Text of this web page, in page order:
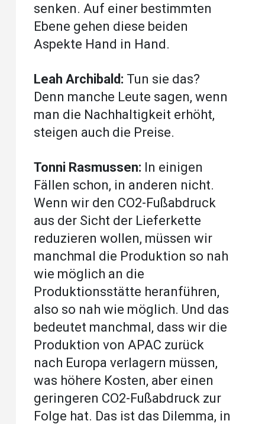
senken. Auf einer bestimmten
Ebene gehen diese beiden
Aspekte Hand in Hand.
Leah Archibald: Tun sie das?
Denn manche Leute sagen, wenn
man die Nachhaltigkeit erhöht,
steigen auch die Preise.
Tonni Rasmussen: In einigen
Fällen schon, in anderen nicht.
Wenn wir den CO2-Fußabdruck
aus der Sicht der Lieferkette
reduzieren wollen, müssen wir
manchmal die Produktion so nah
wie möglich an die
Produktionsstätte heranführen,
also so nah wie möglich. Und das
bedeutet manchmal, dass wir die
Produktion von APAC zurück
nach Europa verlagern müssen,
was höhere Kosten, aber einen
geringeren CO2-Fußabdruck zur
Folge hat. Das ist das Dilemma, in